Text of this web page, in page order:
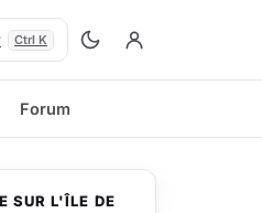
Ctrl K
Forum
SUR L'ÎLE DE